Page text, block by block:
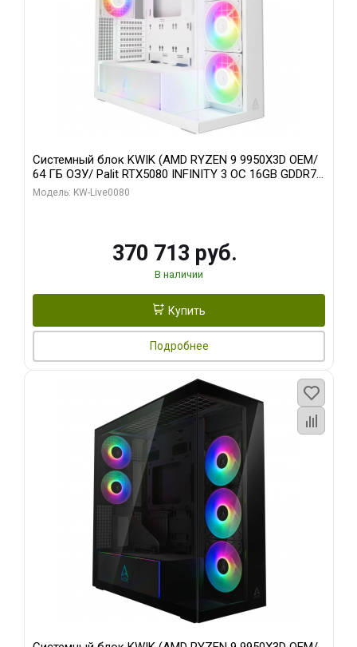
Системный блок KWIK (AMD RYZEN 9 9950X3D OEM/
64 ГБ ОЗУ/ Palit RTX5080 INFINITY 3 OC 16GB GDDR7
256bit 3xDP H/ 960 ГБ SSD)
Модель: KW-Live0080
370 713 руб.
В наличии
Купить
Подробнее